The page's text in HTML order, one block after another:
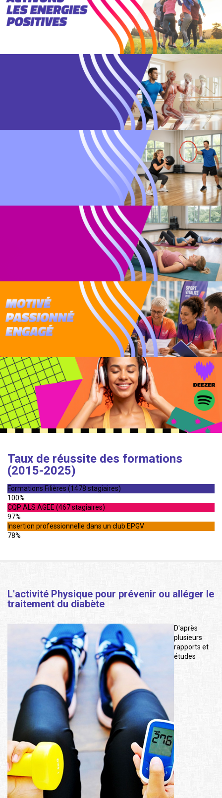
Taux de réussite des formations
(2015-2025)
Formations Filières (1478 stagiaires)
100%
CQP ALS AGEE (467 stagiaires)
97%
Insertion professionnelle dans un club EPGV
78%
L'activité Physique pour prévenir ou alléger le
traitement du diabète
D'après
plusieurs
rapports et
études